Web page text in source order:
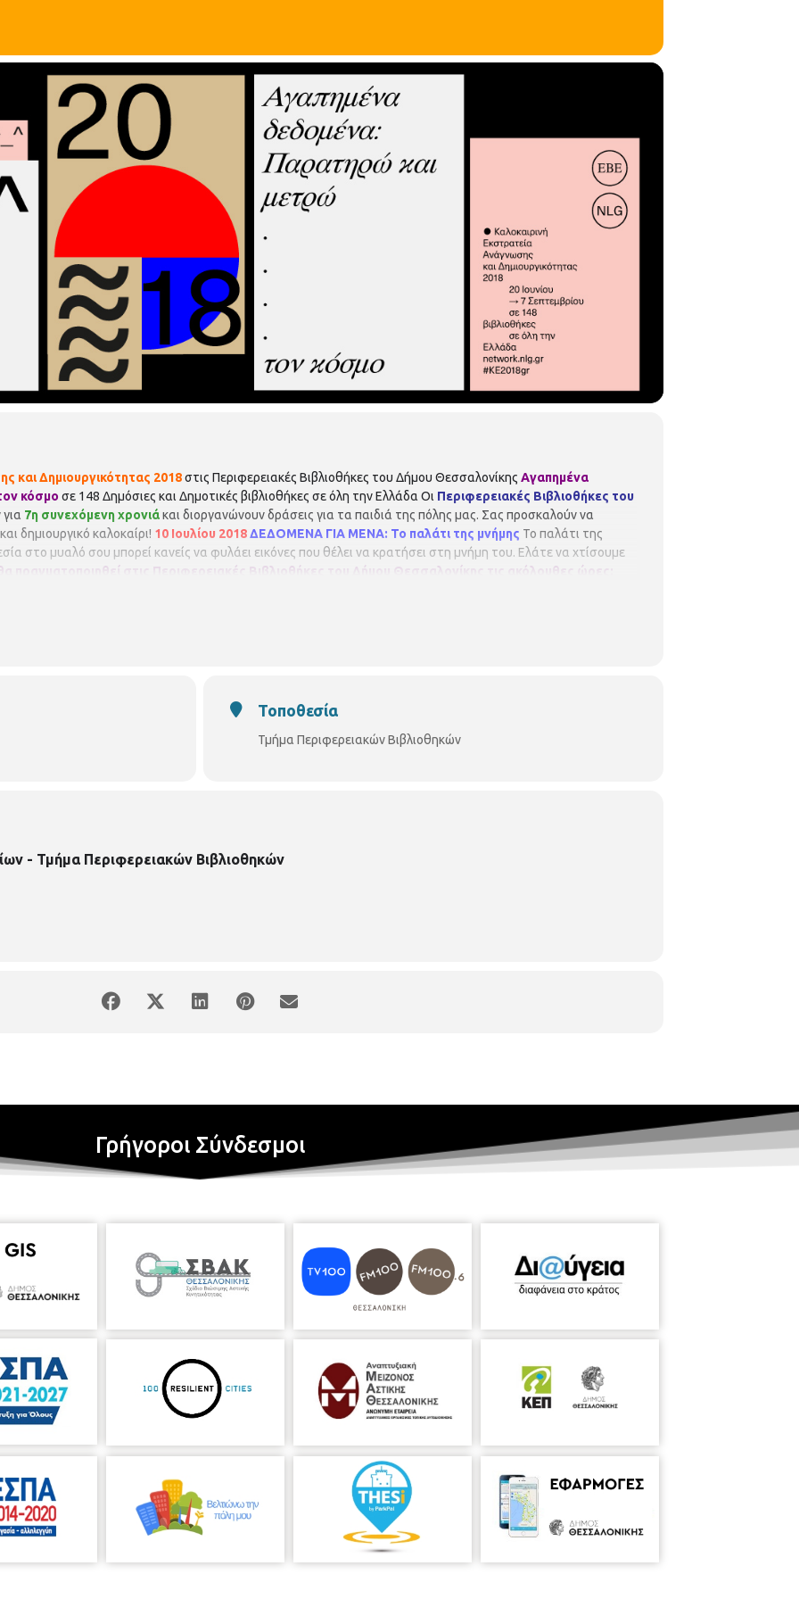
και Δημιουργικότητας 2018στις Περιφερειακές Βιβλιοθήκες του Δήμου Θεσσαλονίκης Αγαπημένα
κόσμο σε 148 Δημόσιες και Δημοτικές βιβλιοθήκες σε όλη την Ελλάδα Οι Περιφερειακές Βιβλιοθήκες του
7η συνεχόμενη χρονιάκαι διοργανώνουν δράσεις για τα παιδιά της πόλης μας. Σας προσκαλούν να
δημιουργικό καλοκαίρι! 10 Ιουλίου 2018ΔΕΔΟΜΕΝΑ ΓΙΑ ΜΕΝΑ: Το παλάτι της μνήμης Το παλάτι της
στο μυαλό σου μπορεί κανείς να φυλάει εικόνες που θέλει να κρατήσει στη μνήμη του. Ελάτε να χτίσουμε
πραγματοποιηθεί στις Περιφερειακές Βιβλιοθήκες του Δήμου Θεσσαλονίκης τις ακόλουθες ώρες:
Ξηροκρήνης Γρ. Κολωνιάρη 23 2310 514780
Τοποθεσία
Τμήμα Περιφερειακών Βιβλιοθηκών
- Τμήμα Περιφερειακών Βιβλιοθηκών
Γρήγοροι Σύνδεσμοι